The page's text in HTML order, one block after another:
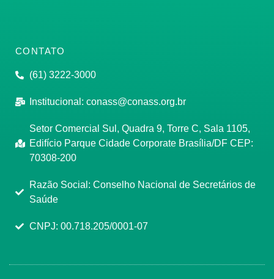
CONTATO
(61) 3222-3000
Institucional: conass@conass.org.br
Setor Comercial Sul, Quadra 9, Torre C, Sala 1105,
Edifício Parque Cidade Corporate Brasília/DF CEP:
70308-200
Razão Social: Conselho Nacional de Secretários de
Saúde
CNPJ: 00.718.205/0001-07